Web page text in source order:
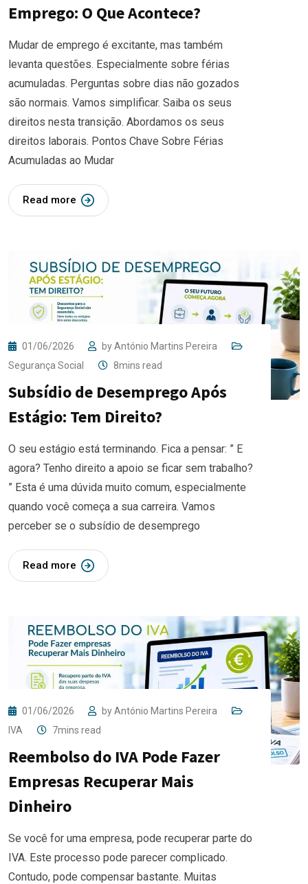
Emprego: O Que Acontece?
Mudar de emprego é excitante, mas também
levanta questões. Especialmente sobre férias
acumuladas. Perguntas sobre dias não gozados
são normais. Vamos simplificar. Saiba os seus
direitos nesta transição. Abordamos os seus
direitos laborais. Pontos Chave Sobre Férias
Acumuladas ao Mudar
Read more
01/06/2026 byAntónio Martins Pereira
Segurança Social
8mins read
Subsídio de Desemprego Após
Estágio: Tem Direito?
O seu estágio está terminando. Fica a pensar: ” E
agora? Tenho direito a apoio se ficar sem trabalho?
” Esta é uma dúvida muito comum, especialmente
quando você começa a sua carreira. Vamos
perceber se o subsídio de desemprego
Read more
01/06/2026 byAntónio Martins Pereira
IVA
7mins read
Reembolso do IVA Pode Fazer
Empresas Recuperar Mais
Dinheiro
Se você for uma empresa, pode recuperar parte do
IVA. Este processo pode parecer complicado.
Contudo, pode compensar bastante. Muitas